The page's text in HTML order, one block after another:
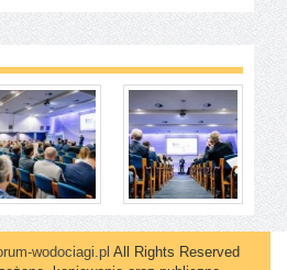
wodociagi.pl All Rights Reserved